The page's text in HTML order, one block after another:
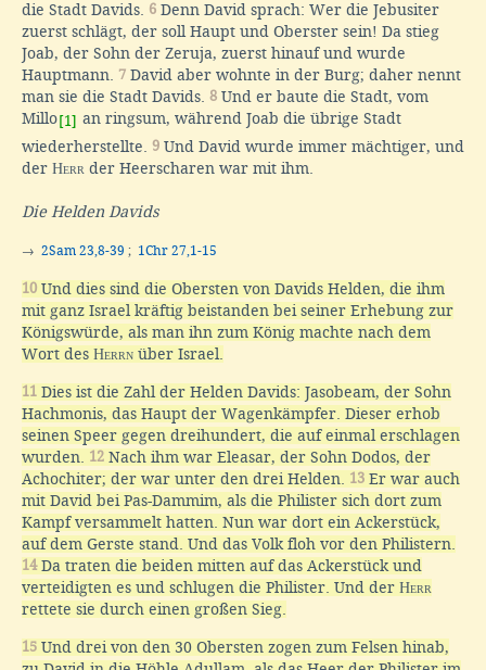
die Stadt Davids. 6 Denn David sprach: Wer die Jebusiter
zuerst schlägt, der soll Haupt und Oberster sein! Da stieg
Joab, der Sohn der Zeruja, zuerst hinauf und wurde
Hauptmann. 7 David aber wohnte in der Burg; daher nennt
man sie die Stadt Davids. 8 Und er baute die Stadt, vom
Millo [1] an ringsum, während Joab die übrige Stadt
wiederherstellte. 9 Und David wurde immer mächtiger, und
der Herr der Heerscharen war mit ihm.
Die Helden Davids
→ 2Sam 23,8-39 ; 1Chr 27,1-15
10 Und dies sind die Obersten von Davids Helden, die ihm
mit ganz Israel kräftig beistanden bei seiner Erhebung zur
Königswürde, als man ihn zum König machte nach dem
Wort des Herrn über Israel.
11 Dies ist die Zahl der Helden Davids: Jasobeam, der Sohn
Hachmonis, das Haupt der Wagenkämpfer. Dieser erhob
seinen Speer gegen dreihundert, die auf einmal erschlagen
wurden. 12 Nach ihm war Eleasar, der Sohn Dodos, der
Achochiter; der war unter den drei Helden. 13 Er war auch
mit David bei Pas-Dammim, als die Philister sich dort zum
Kampf versammelt hatten. Nun war dort ein Ackerstück,
auf dem Gerste stand. Und das Volk floh vor den Philistern.
14Da traten die beiden mitten auf das Ackerstück und
verteidigten es und schlugen die Philister. Und der Herr
rettete sie durch einen großen Sieg.
15 Und drei von den 30 Obersten zogen zum Felsen hinab,